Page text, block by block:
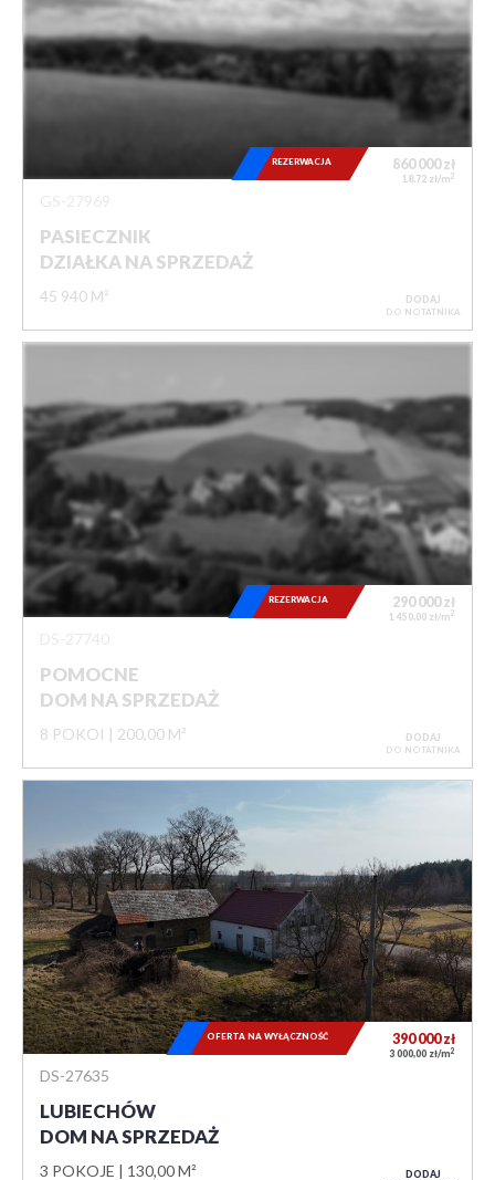
PASIECZNIK
DZIAŁKA NA SPRZEDAŻ
45 940 M²
860 000zł
18,72 zł/m2
REZERWACJA
DODAJ
DO NOTATNIKA
POMOCNE
DOM NA SPRZEDAŻ
8 POKOI 200,00 M²
290 000zł
1 450,00 zł/m2
REZERWACJA
DODAJ
DO NOTATNIKA
DS-27635
LUBIECHÓW
DOM NA SPRZEDAŻ
3 POKOJE 130,00 M²
390 000zł
3 000,00 zł/m2
OFERTA NA WYŁĄCZNOŚĆ
DODAJ